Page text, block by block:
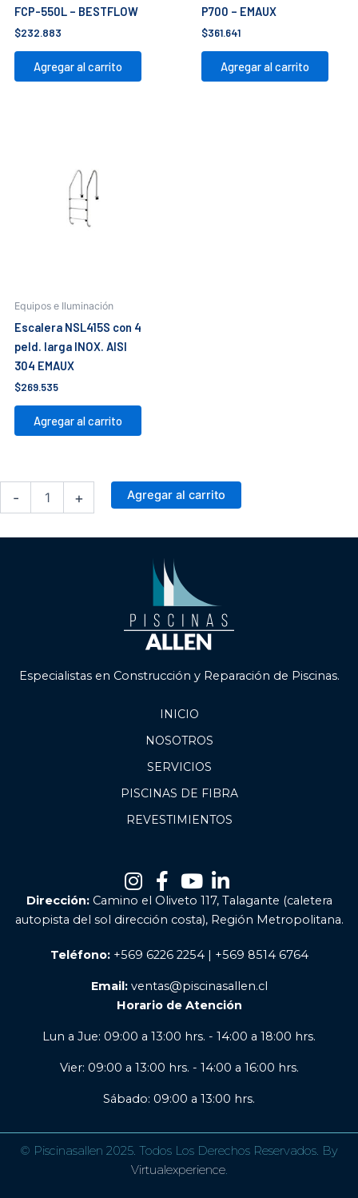
FCP-550L – BESTFLOW
$232.883
Agregar al carrito
P700 – EMAUX
$361.641
Agregar al carrito
Equipos e Iluminación
Escalera NSL415S con 4
peld. larga INOX. AISI
304 EMAUX
$269.535
Agregar al carrito
-
SR30
+ Agregar al carrito
Especialistas en Construcción y Reparación de Piscinas.
INICIO
NOSOTROS
SERVICIOS
PISCINAS DE FIBRA
REVESTIMIENTOS
Dirección:Camino el Oliveto 117, Talagante (caletera
autopista del sol dirección costa), Región Metropolitana.
Teléfono:+569 6226 2254 | +569 8514 6764
Email:ventas@piscinasallen.cl
Horario de Atención
Lun a Jue: 09:00 a 13:00 hrs. - 14:00 a 18:00 hrs.
Vier: 09:00 a 13:00 hrs. - 14:00 a 16:00 hrs.
Sábado: 09:00 a 13:00 hrs.
© Piscinasallen 2025. Todos Los Derechos Reservados. By
Virtualexperience.